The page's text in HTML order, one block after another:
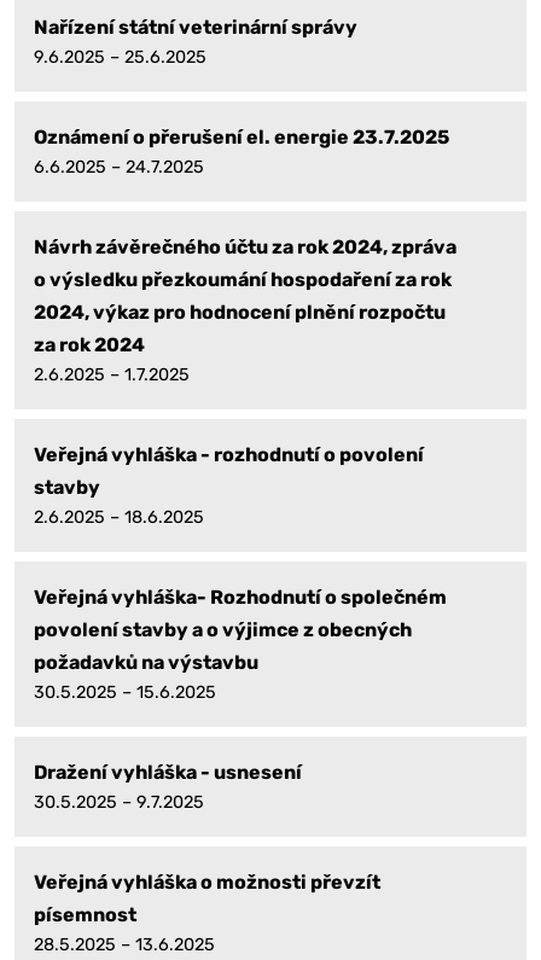
Nařízení státní veterinární správy
9.6.2025 – 25.6.2025
Oznámení o přerušení el. energie 23.7.2025
6.6.2025 – 24.7.2025
Návrh závěrečného účtu za rok 2024, zpráva
o výsledku přezkoumání hospodaření za rok
2024, výkaz pro hodnocení plnění rozpočtu
za rok 2024
2.6.2025 – 1.7.2025
Veřejná vyhláška - rozhodnutí o povolení
stavby
2.6.2025 – 18.6.2025
Veřejná vyhláška- Rozhodnutí o společném
povolení stavby a o výjimce z obecných
požadavků na výstavbu
30.5.2025 – 15.6.2025
Dražení vyhláška - usnesení
30.5.2025 – 9.7.2025
Veřejná vyhláška o možnosti převzít
písemnost
28.5.2025 – 13.6.2025